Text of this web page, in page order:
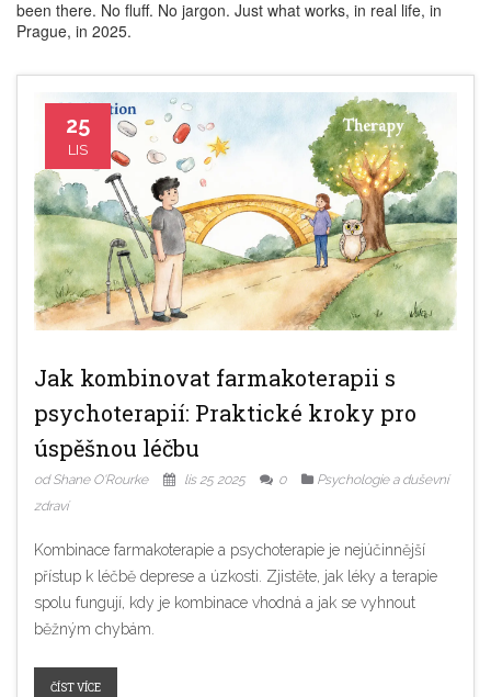
been there. No fluff. No jargon. Just what works, in real life, in
Prague, in 2025.
25
LIS
Jak kombinovat farmakoterapii s
psychoterapií: Praktické kroky pro
úspěšnou léčbu
od Shane O'Rourke lis 25 2025 0
Psychologie a duševní
zdraví
Kombinace farmakoterapie a psychoterapie je nejúčinnější
přístup k léčbě deprese a úzkosti. Zjistěte, jak léky a terapie
spolu fungují, kdy je kombinace vhodná a jak se vyhnout
běžným chybám.
ČÍST VÍCE